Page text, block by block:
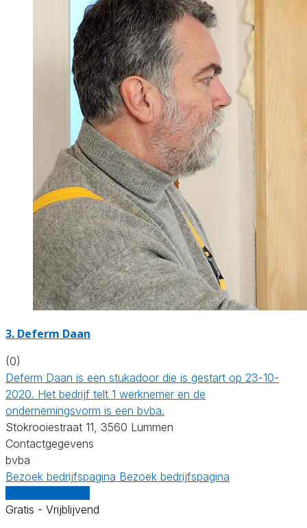
3. Deferm Daan
(0)
Deferm Daan is een stukadoor die is gestart op 23-10-
2020. Het bedrijf telt 1 werknemer en de
ondernemingsvorm is een bvba.
Stokrooiestraat 11, 3560 Lummen
Contactgegevens
bvba
Bezoek bedrijfspagina Bezoek bedrijfspagina
Gratis - Vrijblijvend